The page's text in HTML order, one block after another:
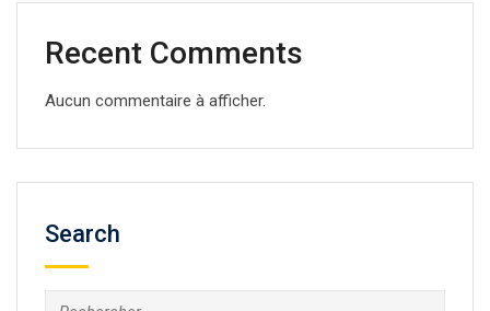
Recent Comments
Aucun commentaire à afficher.
Search
Rechercher :